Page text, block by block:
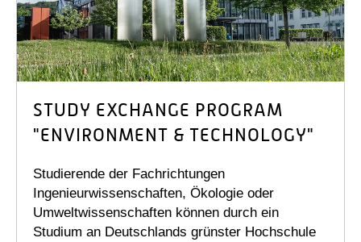
STUDY EXCHANGE PROGRAM
"ENVIRONMENT & TECHNOLOGY"
Studierende der Fachrichtungen
Ingenieurwissenschaften, Ökologie oder
Umweltwissenschaften können durch ein
Studium an Deutschlands grünster Hochschule